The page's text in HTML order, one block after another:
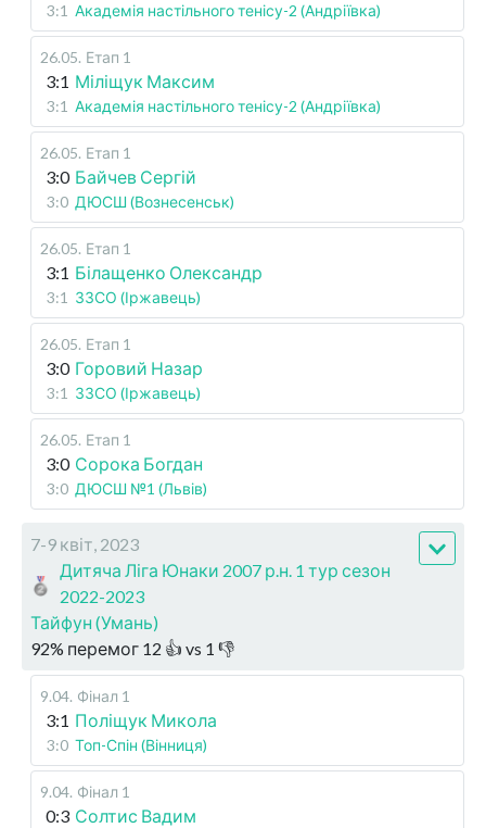
3:1 Академія настільного тенісу-2 (Андріївка)
26.05. Етап 1
3:1 Міліщук Максим
3:1 Академія настільного тенісу-2 (Андріївка)
26.05. Етап 1
3:0 Байчев Сергій
3:0 ДЮСШ (Вознесенськ)
26.05. Етап 1
3:1 Білащенко Олександр
3:1 ЗЗСО (Іржавець)
26.05. Етап 1
3:0 Горовий Назар
3:1 ЗЗСО (Іржавець)
26.05. Етап 1
3:0 Сорока Богдан
3:0 ДЮСШ №1 (Львів)
7-9 квіт, 2023
Дитяча Ліга Юнаки 2007 р.н. 1 тур сезон
2022-2023
Тайфун (Умань)
92% перемог 12 👍 vs 1 👎
9.04. Фінал 1
3:1 Поліщук Микола
3:0 Топ-Спін (Вінниця)
9.04. Фінал 1
0:3 Солтис Вадим